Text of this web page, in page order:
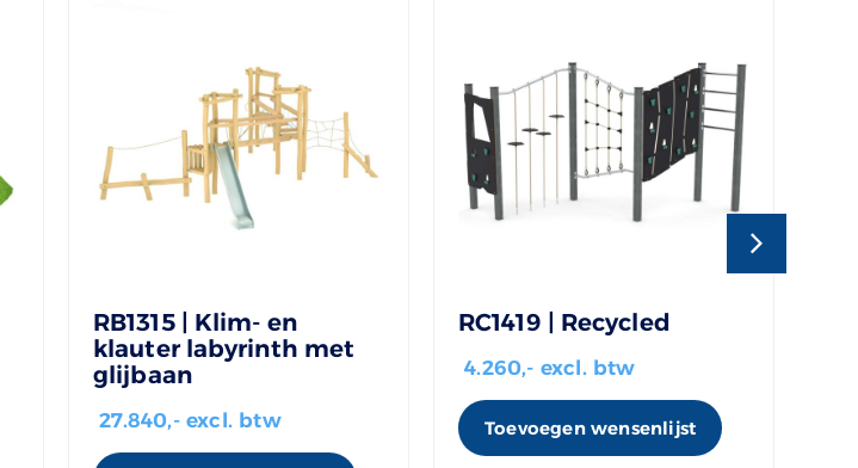
RB1315 | Klim- en
klauter labyrinth met
glijbaan
27.840,- excl. btw
RC1419 | Recycled
4.260,- excl. btw
Toevoegen wensenlijst